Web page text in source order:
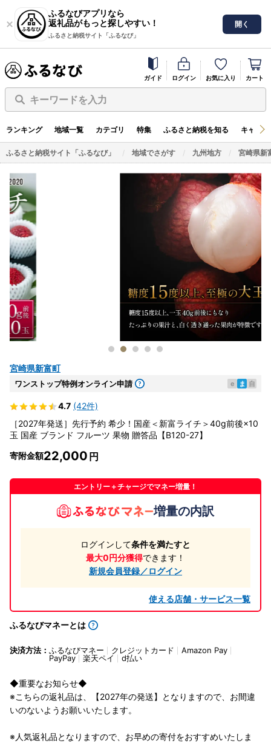
ふるなびアプリなら
返礼品がもっと探しやすい！
ふるさと納税サイト「ふるなび」
開く
ガイド ログイン お気に入り カート
キーワードを入力
ランキング 地域一覧 カテゴリ 特集 ふるさと納税を知る キャン
ふるさと納税サイト「ふるなび」 地域でさがす 九州地方 宮崎県新
宮崎県新富町
ワンストップ特例オンライン申請 e ま 自
4.7 (42件)
［2027年発送］先行予約 希少！国産＜新富ライチ＞40g前後×10
玉 国産 ブランド フルーツ 果物 贈答品【B120-27】
寄附金額22,000
エントリー＋チャージでマネー増量！
増量の内訳
ログインして条件を満たすと
最大0円分獲得できます！
新規会員登録／ログイン
使える店舗・サービス一覧
ふるなびマネーとは
決済方法： ふるなびマネー クレジットカード
Amazon Pay
PayPay
楽天ペイ d払い
◆重要なお知らせ◆
※こちらの返礼品は、【2027年の発送】となりますので、お間違
いのないようお願いいたします。
※人気返礼品となりますので、お早めの寄付をおすすめいたしま